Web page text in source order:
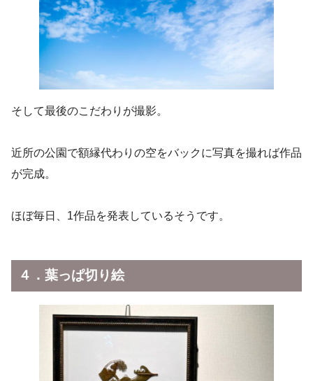
そして最後のこだわりが撮影。
近所の公園で額縁代わりの空をバックに写真を撮れば作品
が完成。
ほぼ毎日、1作品を発表しているそうです。
４．葉っぱ切り絵